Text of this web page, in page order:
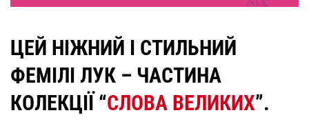
ЦЕЙ НІЖНИЙ І СТИЛЬНИЙ
ФЕМІЛІ ЛУК – ЧАСТИНА
КОЛЕКЦІЇ “СЛОВА ВЕЛИКИХ”.